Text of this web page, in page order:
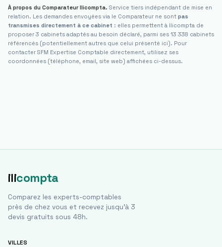
À propos du Comparateur Ilicompta. Service tiers indépendant de mise en
relation. Les demandes envoyées via le Comparateur ne sont pas
transmises directement à ce cabinet : elles permettent à Ilicompta de
proposer 3 cabinets adaptés au besoin déclaré, parmi ses 13 338 cabinets
référencés (potentiellement autres que celui présenté ici). Pour
contacter SFM Expertise Comptable directement, utilisez ses
coordonnées (téléphone, email, site web) affichées ci-dessus.
ilicompta
Comparez les experts-comptables
près de chez vous et recevez jusqu'à 3
devis gratuits sous 48h.
VILLES